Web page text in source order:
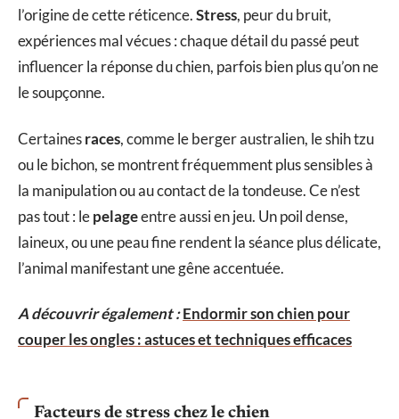
l’origine de cette réticence.Stress, peur du bruit,
expériences mal vécues : chaque détail du passé peut
influencer la réponse du chien, parfois bien plus qu’on ne
le soupçonne.
Certainesraces, comme le berger australien, le shih tzu
ou le bichon, se montrent fréquemment plus sensibles à
la manipulation ou au contact de la tondeuse. Ce n’est
pas tout : lepelageentre aussi en jeu. Un poil dense,
laineux, ou une peau fine rendent la séance plus délicate,
l’animal manifestant une gêne accentuée.
A découvrir également :Endormir son chien pour
couper les ongles : astuces et techniques efficaces
Facteurs de stress chez le chien